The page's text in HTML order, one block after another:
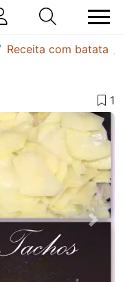
Receita com batata
Next